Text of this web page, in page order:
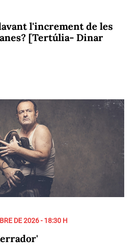
l'increment de les
[Tertúlia- Dinar
DE 2026 - 18:30 H